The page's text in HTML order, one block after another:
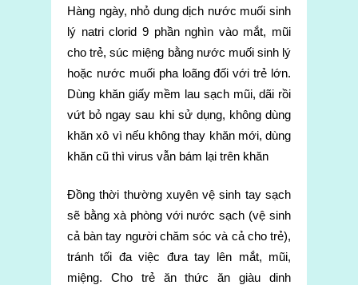
Hàng ngày, nhỏ dung dịch nước muối sinh
lý natri clorid 9 phần nghìn vào mắt, mũi
cho trẻ, súc miệng bằng nước muối sinh lý
hoặc nước muối pha loãng đối với trẻ lớn.
Dùng khăn giấy mềm lau sạch mũi, dãi rồi
vứt bỏ ngay sau khi sử dụng, không dùng
khăn xô vì nếu không thay khăn mới, dùng
khăn cũ thì virus vẫn bám lại trên khăn
Đồng thời thường xuyên vệ sinh tay sạch
sẽ bằng xà phòng với nước sạch (vệ sinh
cả bàn tay người chăm sóc và cả cho trẻ),
tránh tối đa việc đưa tay lên mắt, mũi,
miệng. Cho trẻ ăn thức ăn giàu dinh